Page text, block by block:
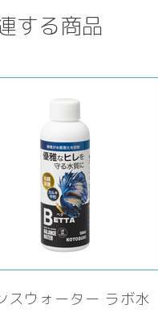
する商品
スウォーター ラボ水